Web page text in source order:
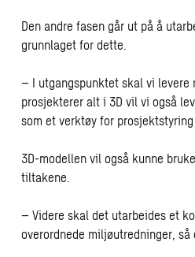
Den andre fasen går ut på å
grunnlaget for dette.
– I utgangspunktet skal vi levere
prosjekterer alt i 3D vil vi også
som et verktøy for
3D-modellen vil også kunne
tiltakene.
– Videre skal det utarbeides et
overordnede miljøutredninger,